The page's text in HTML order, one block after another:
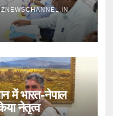
में भारत-नेपाल
नेतृत्व